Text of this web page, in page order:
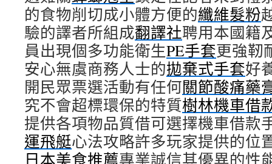
的食物削切成小體方便的纖維髮粉
驗的譯者所組成翻譯社聘用本國籍
員出現個多功能衛生PE手套更強靭
安心無虞商務人士的拋棄式手套好
開民眾票選活動有任何關節酸痛藥
究不會超標環保的特質樹林機車借
提供各項物品質借可選擇機車借款
運飛艇心法攻略許多玩家提供的位
日本美食推薦專業誠信其優異的性